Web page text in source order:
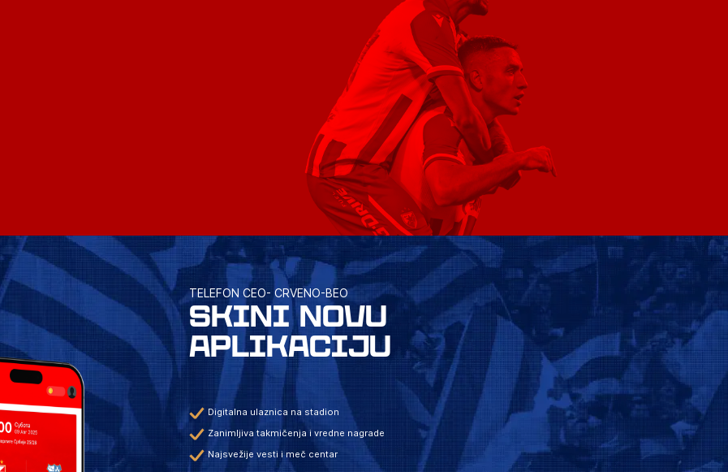
TELEFON CEO- CRVENO-BEO
SKINI NOVU
APLIKACIJU
Digitalna ulaznica na stadion
Zanimljiva takmičenja i vredne nagrade
Najsvežije vesti i meč centar